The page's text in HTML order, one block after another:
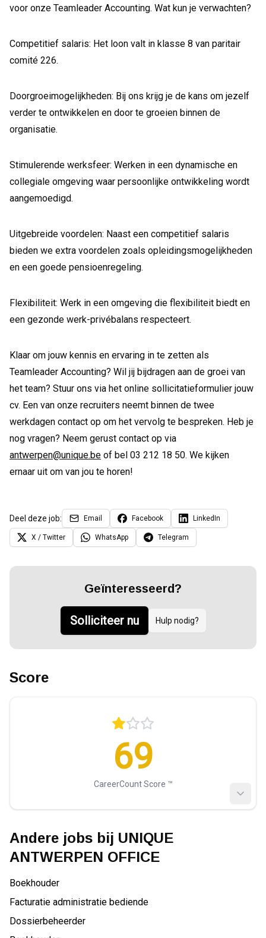
voor onze Teamleader Accounting. Wat kun je verwachten?
Competitief salaris: Het loon valt in klasse 8 van paritair
comité 226.
Doorgroeimogelijkheden: Bij ons krijg je de kans om jezelf
verder te ontwikkelen en door te groeien binnen de
organisatie.
Stimulerende werksfeer: Werken in een dynamische en
collegiale omgeving waar persoonlijke ontwikkeling wordt
aangemoedigd.
Uitgebreide voordelen: Naast een competitief salaris
bieden we extra voordelen zoals opleidingsmogelijkheden
en een goede pensioenregeling.
Flexibiliteit: Werk in een omgeving die flexibiliteit biedt en
een gezonde werk-privébalans respecteert.
Klaar om jouw kennis en ervaring in te zetten als
Teamleader Accounting? Wil jij bijdragen aan de groei van
het team? Stuur ons via het online sollicitatieformulier jouw
cv. Een van onze recruiters neemt binnen de twee
werkdagen contact op om het vervolg te bespreken. Heb je
nog vragen? Neem gerust contact op via
antwerpen@unique.be of bel 03 212 18 50. We kijken
ernaar uit om van jou te horen!
Deel deze job: Email Facebook LinkedIn
X / Twitter WhatsApp Telegram
Geïnteresseerd?
Solliciteer nu Hulp nodig?
Score
69
CareerCount Score ™️
Andere jobs bij UNIQUE
ANTWERPEN OFFICE
Boekhouder
Facturatie administratie bediende
Dossierbeheerder